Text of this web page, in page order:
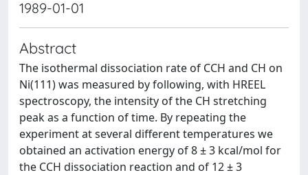
1989-01-01
Abstract
The isothermal dissociation rate of CCH and CH on
Ni(111) was measured by following, with HREEL
spectroscopy, the intensity of the CH stretching
peak as a function of time. By repeating the
experiment at several different temperatures we
obtained an activation energy of 8 ± 3 kcal/mol for
the CCH dissociation reaction and of 12 ± 3